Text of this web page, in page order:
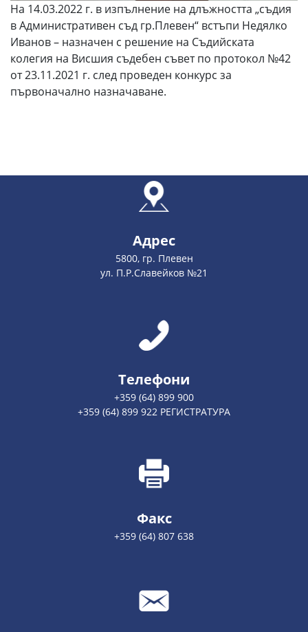
На 14.03.2022 г. в изпълнение на длъжността „съдия
в Административен съд гр.Плевен“ встъпи Недялко
Иванов – назначен с решение на Съдийската
колегия на Висшия съдебен съвет по протокол №42
от 23.11.2021 г. след проведен конкурс за
първоначално назначаване.
Адрес
5800, гр. Плевен
ул. П.Р.Славейков №21
Телефони
+359 (64) 899 900
+359 (64) 899 922 РЕГИСТРАТУРА
Факс
+359 (64) 807 638